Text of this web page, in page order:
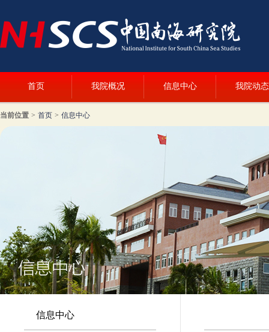
首页 我院概况 信息中心 我院动态
当前位置 > 首页 > 信息中心
信息中心